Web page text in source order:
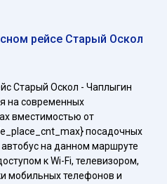
рейсе Старый Оскол
Старый Оскол - Чаплыгин
на современных
вместимостью от
посадочных
на данном маршруте
к Wi-Fi, телевизором,
мобильных телефонов и